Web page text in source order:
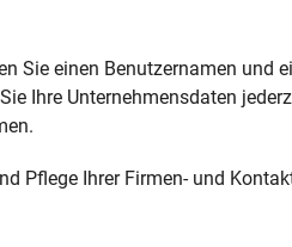
Sie einen Benutzernamen und
Ihre Unternehmensdaten
Pflege Ihrer Firmen- und